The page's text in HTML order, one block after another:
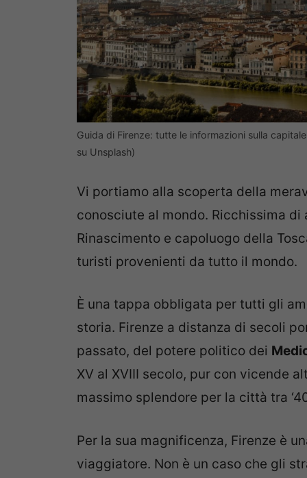
Guida di Firenze: tutte le informazioni sulla
su Unsplash)
Vi portiamo alla scoperta della
conosciute al mondo. Ricchissima
Rinascimento e capoluogo della
turisti provenienti da tutto il mondo.
È una tappa obbligata per tutti gli
storia. Firenze a distanza di secoli
passato, del potere politico dei
XV al XVIII secolo, pur con vicende
massimo splendore per la città tra
Per la sua magnificenza, Firenze è
viaggiatore. Non è un caso che gli